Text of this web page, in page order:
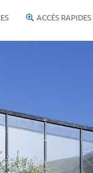
ACCÈS RAPIDES